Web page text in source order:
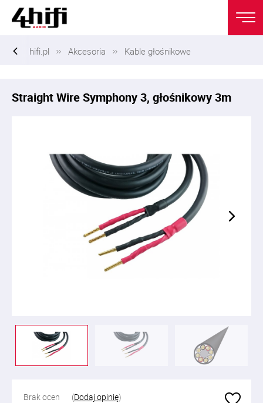
hifi.pl Akcesoria Kable głośnikowe
Straight Wire Symphony 3, głośnikowy 3m
Brak ocen (Dodaj opinię)